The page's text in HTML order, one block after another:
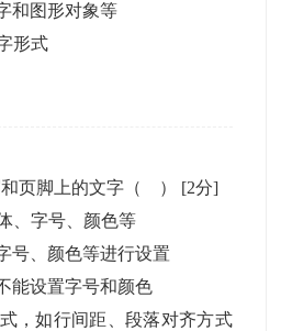
和图形对象等
形式
页脚上的文字（ ） [2分]
、字号、颜色等
号、颜色等进行设置
能设置字号和颜色
，如行间距、段落对齐方式